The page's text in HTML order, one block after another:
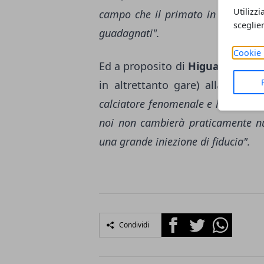
Cookie
campo che il primato in
guadagnati".
Ed a proposito di Higuain
in altrettanto gare) alla
calciatore fenomenale e ha
noi non cambierà praticamente
una grande iniezione di fiducia".
Condividi FacebookTwitterWhatsapp